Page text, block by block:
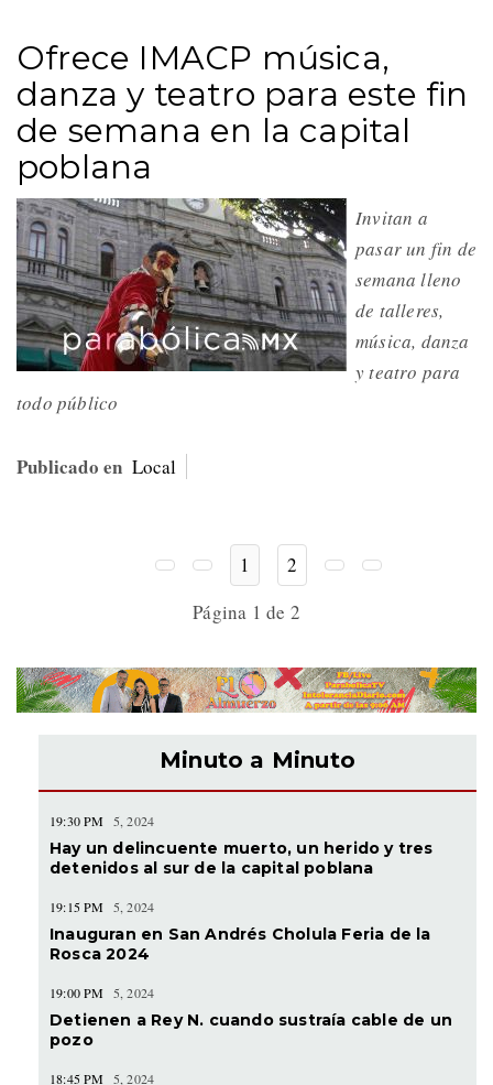
Ofrece IMACP música,
danza y teatro para este fin
de semana en la capital
poblana
Invitan a
pasar un fin de
semana lleno
de talleres,
música, danza
y teatro para
todo público
Publicado en Local
1
2
Página 1 de 2
Minuto a Minuto
19:30 PM 5, 2024
Hay un delincuente muerto, un herido y tres
detenidos al sur de la capital poblana
19:15 PM 5, 2024
Inauguran en San Andrés Cholula Feria de la
Rosca 2024
19:00 PM 5, 2024
Detienen a Rey N. cuando sustraía cable de un
pozo
18:45 PM 5, 2024